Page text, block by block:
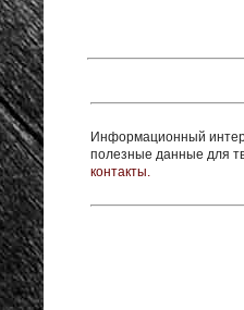
Информационный
полезные данные для
контакты.